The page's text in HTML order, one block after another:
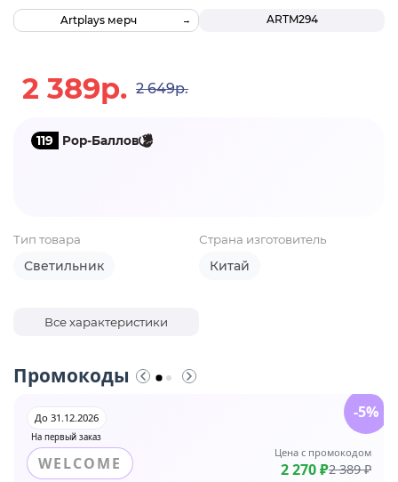
ARTM294
Artplays мерч
2 389р. 2 649р.
119 Pop-Баллов
Тип товара
Светильник
Страна изготовитель
Китай
Все характеристики
Промокоды
На первый заказ
До 31.12.2026
WELCOME
Цена с промокодом
2 270 ₽2 389 ₽
-5%